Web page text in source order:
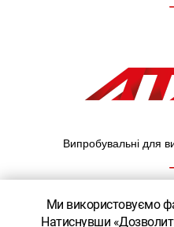
Ми використовуємо
Натиснувши
Випробувальні для
ПОКАЗАТИ